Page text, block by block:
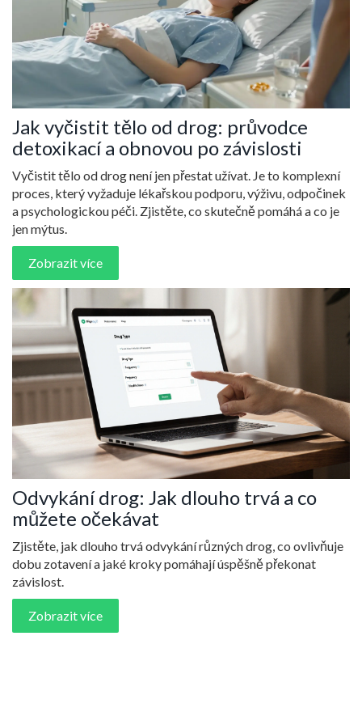
Jak vyčistit tělo od drog: průvodce
detoxikací a obnovou po závislosti
Vyčistit tělo od drog není jen přestat užívat. Je to komplexní
proces, který vyžaduje lékařskou podporu, výživu, odpočinek
a psychologickou péči. Zjistěte, co skutečně pomáhá a co je
jen mýtus.
Zobrazit více
Odvykání drog: Jak dlouho trvá a co
můžete očekávat
Zjistěte, jak dlouho trvá odvykání různých drog, co ovlivňuje
dobu zotavení a jaké kroky pomáhají úspěšně překonat
závislost.
Zobrazit více